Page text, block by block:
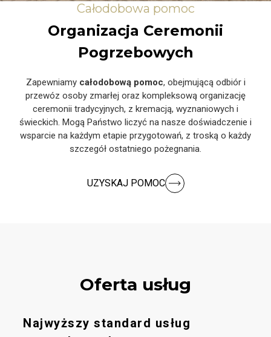
Całodobowa pomoc
Organizacja Ceremonii
Pogrzebowych
Zapewniamy całodobową pomoc, obejmującą odbiór i
przewóz osoby zmarłej oraz kompleksową organizację
ceremonii tradycyjnych, z kremacją, wyznaniowych i
świeckich. Mogą Państwo liczyć na nasze doświadczenie i
wsparcie na każdym etapie przygotowań, z troską o każdy
szczegół ostatniego pożegnania.
UZYSKAJ POMOC
Oferta usług
Najwyższy standard usług